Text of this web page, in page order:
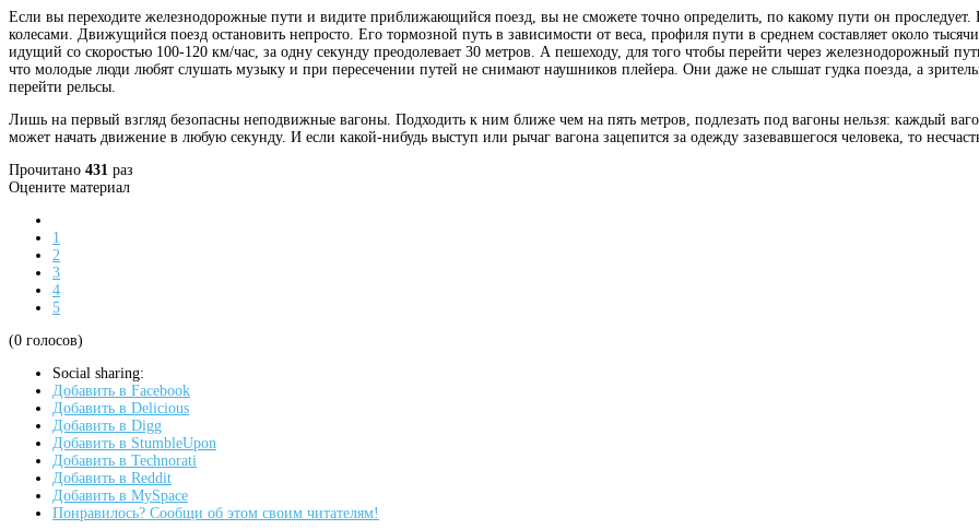
Если вы переходите железнодорожные пути и видите приближающийся поезд, вы не сможете точно определить, по какому пути он
колесами. Движущийся поезд остановить непросто. Его тормозной путь в зависимости от веса, профиля пути в среднем составляет около
идущий со скоростью 100-120 км/час, за одну секунду преодолевает 30 метров. А пешеходу, для того чтобы перейти через железнодорожный
что молодые люди любят слушать музыку и при пересечении путей не снимают наушников плейера. Они даже не слышат гудка поезда, а
перейти рельсы.
Лишь на первый взгляд безопасны неподвижные вагоны. Подходить к ним ближе чем на пять метров, подлезать под вагоны нельзя: каждый
может начать движение в любую секунду. И если какой-нибудь выступ или рычаг вагона зацепится за одежду зазевавшегося человека, то
Прочитано 431 раз
Оцените материал
1
2
3
4
5
(0 голосов)
Social sharing:
Добавить в Facebook
Добавить в Delicious
Добавить в Digg
Добавить в StumbleUpon
Добавить в Technorati
Добавить в Reddit
Добавить в MySpace
Понравилось? Сообщи об этом своим читателям!